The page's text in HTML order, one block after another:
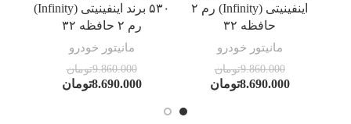
اینفینیتی (Infinity) رم ۲
حافظه ۳۲
مانیتور خودرو
9.860.000تومان
8.690.000تومان
۵۳۰ برند اینفینیتی (Infinity)
رم ۲ حافظه ۳۲
مانیتور خودرو
9.860.000تومان
8.690.000تومان